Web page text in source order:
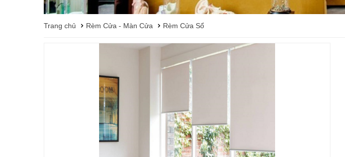
Trang chủ Rèm Cửa - Màn Cửa Rèm Cửa Sổ